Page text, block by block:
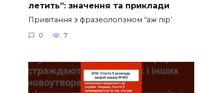
летить”: значення та приклади
Привітання з фразеологізмом “аж пір’
0 7